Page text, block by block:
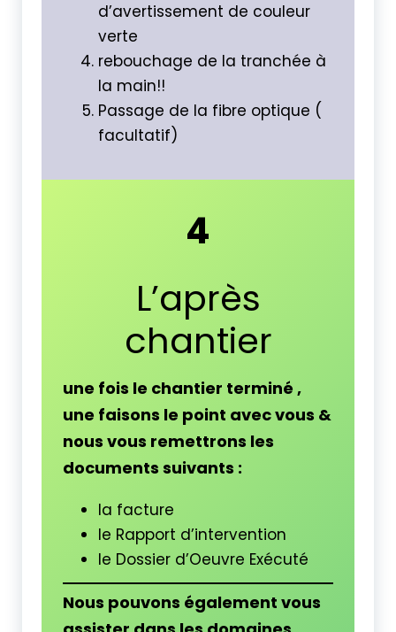
d’avertissement de couleur
verte
rebouchage de la tranchée à
la main!!
Passage de la fibre optique (
facultatif)
4
L’après
chantier
une fois le chantier terminé ,
une faisons le point avec vous &
nous vous remettrons les
documents suivants :
la facture
le Rapport d’intervention
le Dossier d’Oeuvre Exécuté
Nous pouvons également vous